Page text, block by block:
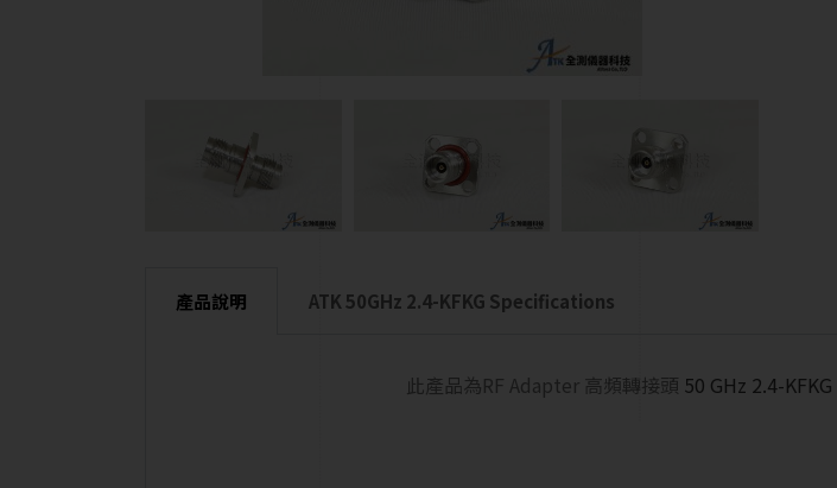
產品說明 ATK 50GHz 2.4-KFKG Specifications
此產品為RF Adapter 高頻轉接頭 50 GHz 2.4-KFKG